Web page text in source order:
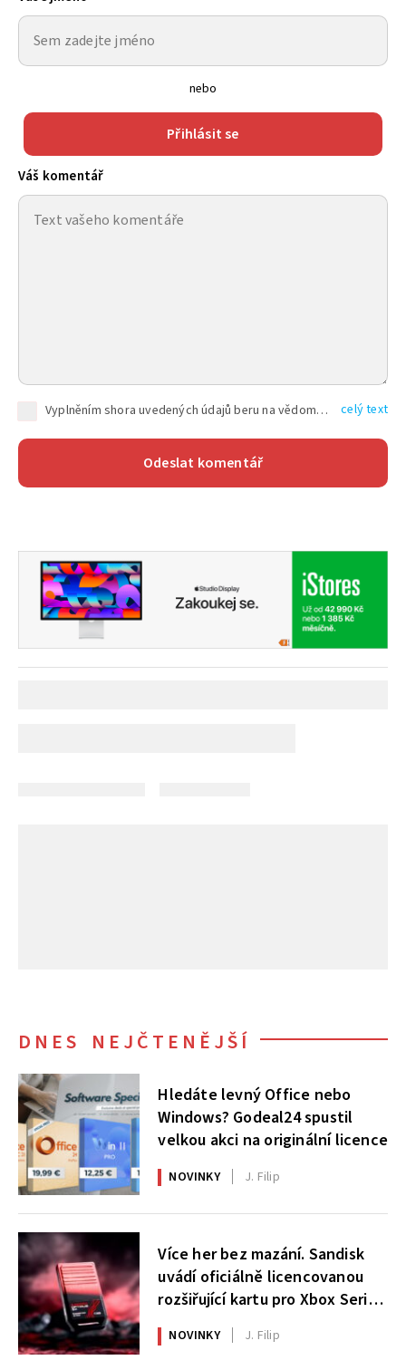
nebo
Přihlásit se
Váš komentář
Vyplněním shora uvedených údajů beru na vědomí, že společnost TEXT FACTORY s.r.o., sídlem Brno, Durďákova 336/29, Černá Pole, PSČ: 613 00, IČ: 06157831, zapsané u Krajského soudu v Brně, oddíl C, vložka 100399, bude zpracovávat mé osobní údaje uvedené v rámci mnou vyplněného registračního formuláře na základě oprávněných zájmů TEXT FACTORY s.r.o. dle čl. 6 odst. 1 písm. f) GDPR a pro splnění právních povinností (čl. 6 odst. 1 písm. c) GDPR), a to pro tyto účely: nezbytnost zajistit oprávnění návštěvníka webových stránek provozovaných společností TEXT FACTORY s.r.o. přispívat aktivně ke zveřejněným článkům nebo v rámci diskusních fór a výkon práv TEXT FACTORY s.r.o. jako administrátora těchto diskusních fór. Více informací o zpracování osobních údajů a právech lze nalézt v celý text
DNES NEJČTENĚJŠÍ
Hledáte levný Office nebo
Windows? Godeal24 spustil
velkou akci na originální licence
NOVINKY J. Filip
Více her bez mazání. Sandisk
uvádí oficiálně licencovanou
rozšiřující kartu pro Xbox Series
X|S
NOVINKY J. Filip